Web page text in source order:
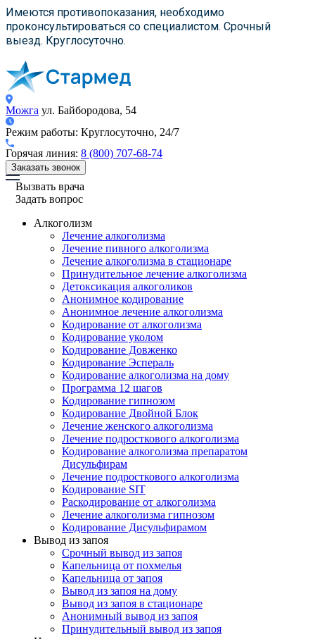
Имеются противопоказания, необходимо
проконсультироваться со специалистом. Срочный
выезд. Круглосуточно.
Можга ул. Байбородова, 54
Режим работы: Круглосуточно, 24/7
Горячая линия: 8 (800) 707-68-74
Заказать звонок
Вызвать врача
Задать вопрос
Алкоголизм
Лечение алкоголизма
Лечение пивного алкоголизма
Лечение алкоголизма в стационаре
Принудительное лечение алкоголизма
Детоксикация алкоголиков
Анонимное кодирование
Анонимное лечение алкоголизма
Кодирование от алкоголизма
Кодирование уколом
Кодирование Довженко
Кодирование Эспераль
Кодирование алкоголизма на дому
Программа 12 шагов
Кодирование гипнозом
Кодирование Двойной Блок
Лечение женского алкоголизма
Лечение подросткового алкоголизма
Кодирование алкоголизма препаратом
Дисульфирам
Лечение подросткового алкоголизма
Кодирование SIT
Раскодирование от алкоголизма
Лечение алкоголизма гипнозом
Кодирование Дисульфирамом
Вывод из запоя
Срочный вывод из запоя
Капельница от похмелья
Капельница от запоя
Вывод из запоя на дому
Вывод из запоя в стационаре
Анонимный вывод из запоя
Принудительный вывод из запоя